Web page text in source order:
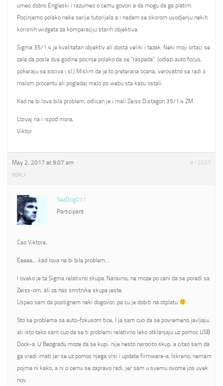
umeo dobro Engleski i razumeo o cemu govori a da mogu da ga platim.
Pocinjemo polako neke serije tutorijala a i nadam se skorom uvodjenju nekih
korisnih widgeta za komparaciju starih objektiva.
Sigma 35/1.4 je kvalitetan objektiv ali dosta veliki i tezak. Neki moji ortaci se
zale da posle dve godine pocinje polako da se “raspada”. (odlazi auto focus,
pokeraju se sociva i sl.) Mislim da je to preterana ocena, verovatno se radi o
malom procentu ali pogledaj malo po webu sta kazu ostali.
Kad ne bi lova bila problem, odlican je i mali Zeiss Distagon 35/1.4 ZM.
Uzivaj na i ispod mora,
Viktor
May 2, 2017 at 9:07 am #12037
REPLY
SeaDog011
Participant
Cao Viktore,
Eeeee,…kad lova ne bi bila problem…
I ovako je ta Sigma relativno skupa. Naravno, ne moze po ceni da se poredi sa
Zeiss-om, ali za nas smrtnike skupa jeste.
Uspeo sam da postignem neki dogovor, pa cu je dobiti na otplatu
Sto se problema sa auto-fokusom tice, I ja sam cuo da se povremeno javljaju,
ali isto tako sam cuo da se ti problemi relativno lako otklanjaju uz pomoc USB
Dock-a. U Beogradu moze da se kupi, nije nesto narocito skup, a citao sam da
ga vredi imati jer se uz pomoc njega vrsi i update firmware-a. Iskreno, nemam
pojma ni kako, a ni o cemu se zapravo radi, jer sam u svemu ovome jos uvek
nov.